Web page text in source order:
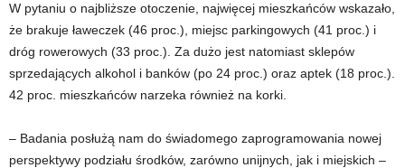
W pytaniu o najbliższe otoczenie, najwięcej mieszkańców wskazało,
że brakuje ławeczek (46 proc.), miejsc parkingowych (41 proc.) i
dróg rowerowych (33 proc.). Za dużo jest natomiast sklepów
sprzedających alkohol i banków (po 24 proc.) oraz aptek (18 proc.).
42 proc. mieszkańców narzeka również na korki.
– Badania posłużą nam do świadomego zaprogramowania nowej
perspektywy podziału środków, zarówno unijnych, jak i miejskich –